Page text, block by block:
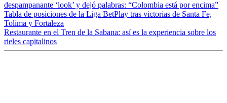
despampanante ‘look’ y dejó palabras: “Colombia está por encima”
Tabla de posiciones de la Liga BetPlay tras victorias de Santa Fe,
Tolima y Fortaleza
Restaurante en el Tren de la Sabana: así es la experiencia sobre los
rieles capitalinos